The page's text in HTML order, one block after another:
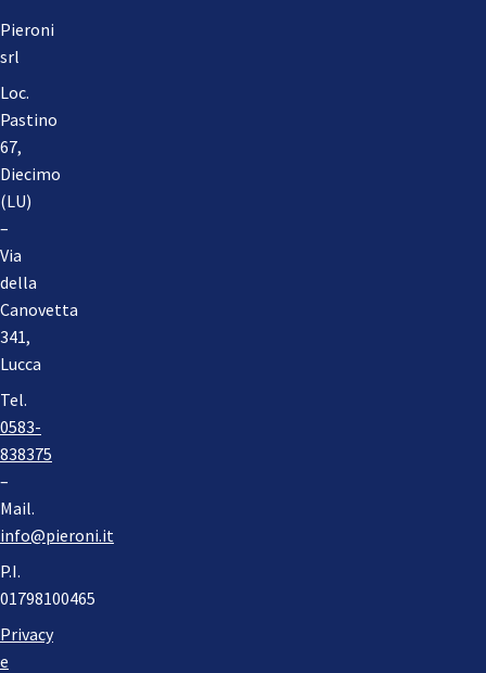
Pieroni
srl
Loc.
Pastino
67,
Diecimo
(LU)
–
Via
della
Canovetta
341,
Lucca
Tel.
0583-
838375
–
Mail.
info@pieroni.it
P.I.
01798100465
Privacy
e